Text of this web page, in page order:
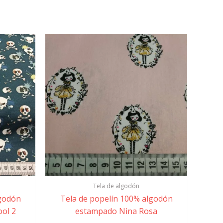
2
Tela de algodón
Tela de popelín 100% algodón
estampado Nina Rosa